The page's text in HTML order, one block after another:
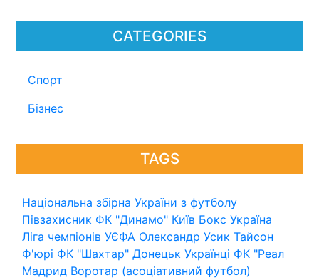
CATEGORIES
Спорт
Бізнес
TAGS
Національна збірна України з футболу
Півзахисник ФК "Динамо" Київ Бокс Україна
Ліга чемпіонів УЄФА Олександр Усик Тайсон
Ф'юрі ФК "Шахтар" Донецьк Українці ФК "Реал
Мадрид Воротар (асоціативний футбол)